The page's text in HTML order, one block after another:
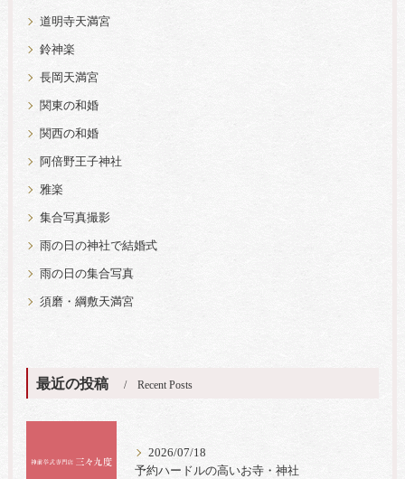
道明寺天満宮
鈴神楽
長岡天満宮
関東の和婚
関西の和婚
阿倍野王子神社
雅楽
集合写真撮影
雨の日の神社で結婚式
雨の日の集合写真
須磨・綱敷天満宮
最近の投稿 Recent Posts
2026/07/18
予約ハードルの高いお寺・神社